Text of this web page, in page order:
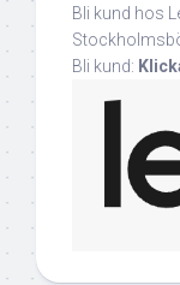
Bli kund hos
Bli kund: